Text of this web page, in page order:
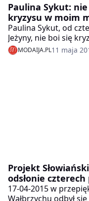
Paulina Sykut:
kryzysu w moim
Paulina Sykut, od
Jeżyny, nie boi się
Prezenterka pogody
związek jest uznanie
MODAIJA.PL11 maja
Projekt
odsłonie
17-04-2015 w
Wałbrzychu odbył